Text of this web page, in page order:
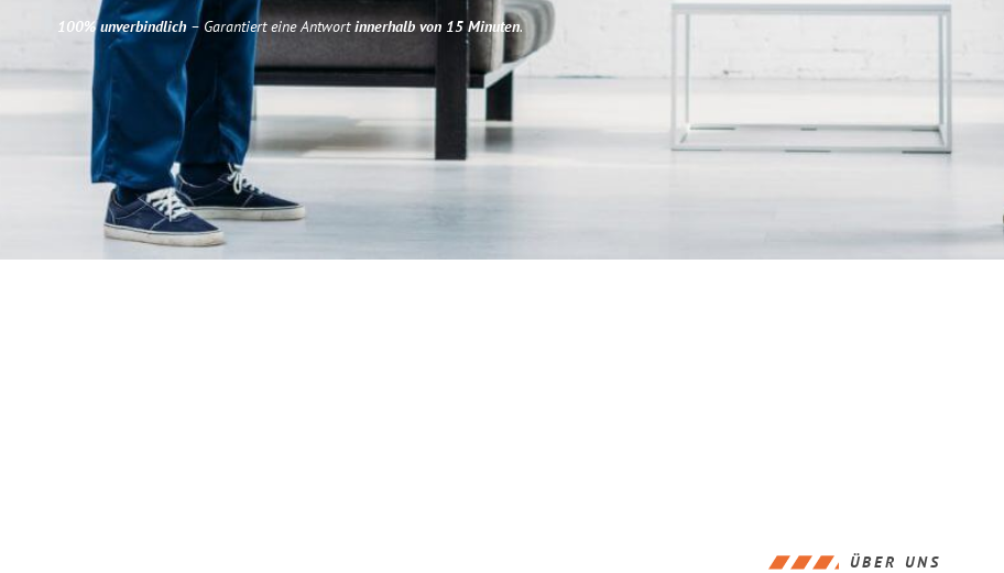
100% unverbindlich– Garantiert eine Antwortinnerhalb von 15 Minuten.
ÜBER UNS